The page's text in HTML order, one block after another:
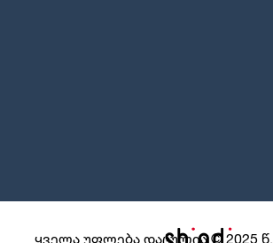
ყველა უფლება დაცულია © 2025 წ.